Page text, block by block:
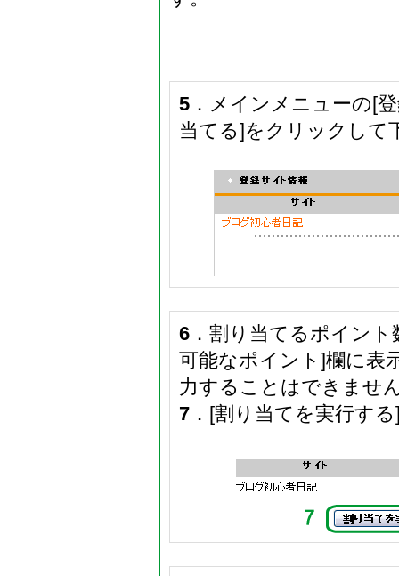
5 ．メインメニューの[
当てる]をクリックして
6 ．割り当てるポイン
可能なポイント]欄に表
力することはできませ
7 ．[割り当てを実行す